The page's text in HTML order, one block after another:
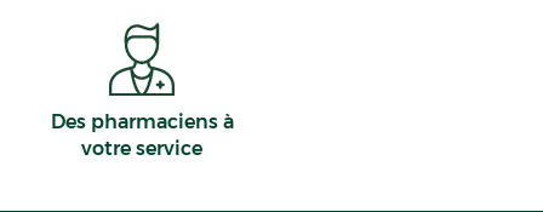
Des pharmaciens à
votre service